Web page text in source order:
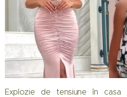
Explozie de tensiune în casa